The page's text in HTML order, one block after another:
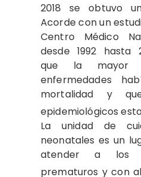
2018 se obtuvo
Acorde con un
Centro Médico
desde 1992 hasta
que la mayor
enfermedades
mortalidad y
epidemiológicos
La unidad de
neonatales es un
atender a los
prematuros y con